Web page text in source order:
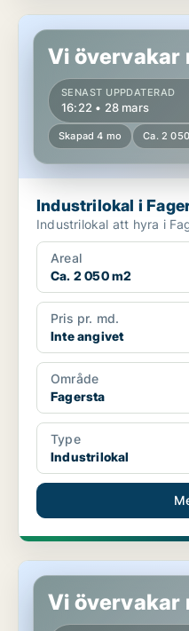
Industrilokal i Fagersta
Vi övervakar
SENAST UPPDATERAD
16:22 • 28 mars
Skapad 4 mo Ca. 2
Industrilokal i
Industrilokal att hyra i
Areal
Ca. 2 050 m2
Pris pr. md.
Inte angivet
Område
Fagersta
Type
Industrilokal
Butikslokal i Västerås
Vi övervakar